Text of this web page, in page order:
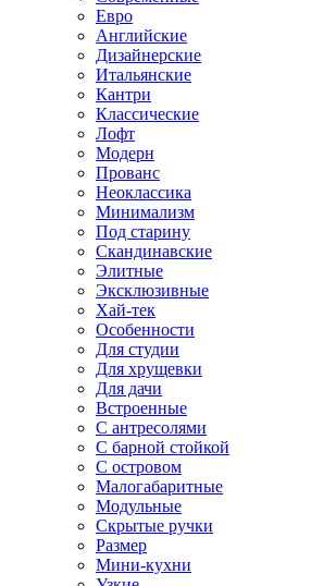
Евро
Английские
Дизайнерские
Итальянские
Кантри
Классические
Лофт
Модерн
Прованс
Неоклассика
Минимализм
Под старину
Скандинавские
Элитные
Эксклюзивные
Хай-тек
Особенности
Для студии
Для хрущевки
Для дачи
Встроенные
С антресолями
С барной стойкой
С островом
Малогабаритные
Модульные
Скрытые ручки
Размер
Мини-кухни